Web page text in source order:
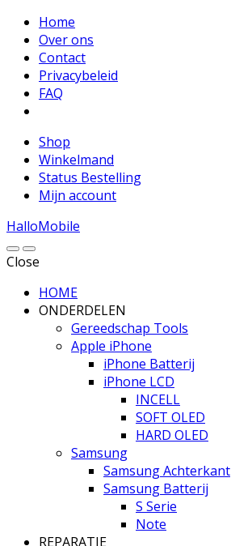
Home
Over ons
Contact
Privacybeleid
FAQ
Shop
Winkelmand
Status Bestelling
Mijn account
HalloMobile
Close
HOME
ONDERDELEN
Gereedschap Tools
Apple iPhone
iPhone Batterij
iPhone LCD
INCELL
SOFT OLED
HARD OLED
Samsung
Samsung Achterkant
Samsung Batterij
S Serie
Note
REPARATIE